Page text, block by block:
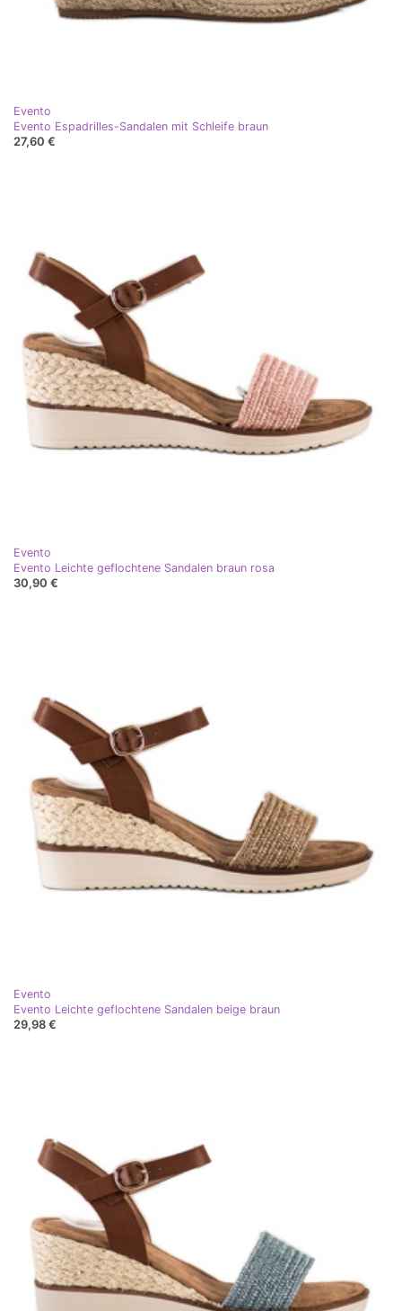
Evento
Evento Espadrilles-Sandalen mit Schleife braun
27,60 €
Evento
Evento Leichte geflochtene Sandalen braun rosa
30,90 €
Evento
Evento Leichte geflochtene Sandalen beige braun
29,98 €